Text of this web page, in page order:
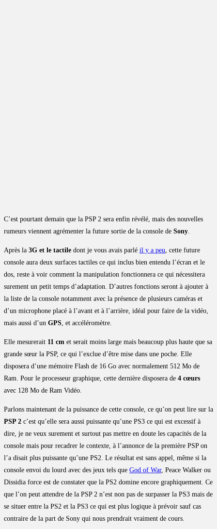
C’est pourtant demain que la PSP 2 sera enfin révélé, mais des nouvelles
rumeurs viennent agrémenter la future sortie de la console de Sony.
Après la 3G et le tactile dont je vous avais parlé il y a peu, cette future
console aura deux surfaces tactiles ce qui inclus bien entendu l’écran et le
dos, reste à voir comment la manipulation fonctionnera ce qui nécessitera
surement un petit temps d’adaptation. D’autres fonctions seront à ajouter à
la liste de la console notamment avec la présence de plusieurs caméras et
d’un microphone placé à l’avant et à l’arrière, idéal pour faire de la vidéo,
mais aussi d’un GPS, et accéléromètre.
Elle mesurerait 11 cm et serait moins large mais beaucoup plus haute que sa
grande sœur la PSP, ce qui l’exclue d’être mise dans une poche. Elle
disposera d’une mémoire Flash de 16 Go avec normalement 512 Mo de
Ram. Pour le processeur graphique, cette dernière disposera de 4 cœurs
avec 128 Mo de Ram Vidéo.
Parlons maintenant de la puissance de cette console, ce qu’on peut lire sur la
PSP 2 c’est qu’elle sera aussi puissante qu’une PS3 ce qui est excessif à
dire, je ne veux surement et surtout pas mettre en doute les capacités de la
console mais pour recadrer le contexte, à l’annonce de la première PSP on
l’a disait plus puissante qu’une PS2. Le résultat est sans appel, même si la
console envoi du lourd avec des jeux tels que God of War, Peace Walker ou
Dissidia force est de constater que la PS2 domine encore graphiquement. Ce
que l’on peut attendre de la PSP 2 n’est non pas de surpasser la PS3 mais de
se situer entre la PS2 et la PS3 ce qui est plus logique à prévoir sauf cas
contraire de la part de Sony qui nous prendrait vraiment de cours.